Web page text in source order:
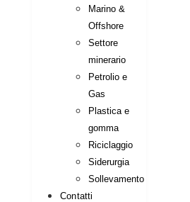
Marino &
Offshore
Settore
minerario
Petrolio e
Gas
Plastica e
gomma
Riciclaggio
Siderurgia
Sollevamento
Contatti